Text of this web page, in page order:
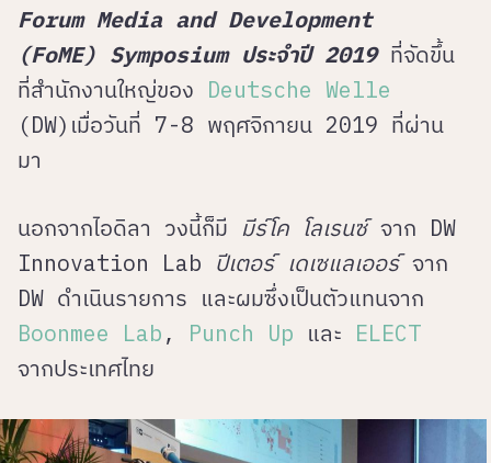
Forum Media and Development
(FoME) Symposium ประจำปี 2019ที่จัดขึ้น
ที่สำนักงานใหญ่ของ Deutsche Welle
(DW)เมื่อวันที่ 7-8 พฤศจิกายน 2019 ที่ผ่าน
มา
นอกจากไอดิลา วงนี้ก็มี มีร์โค โลเรนซ์จาก DW
Innovation Lab ปีเตอร์ เดเซแลเออร์จาก
DW ดำเนินรายการ และผมซึ่งเป็นตัวแทนจาก
Boonmee Lab, Punch Up และ ELECT
จากประเทศไทย